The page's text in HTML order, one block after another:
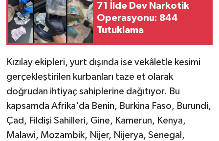
71 İlde Dev Narkotik
Operasyonu: 844
Tutuklama
Kızılay ekipleri, yurt dışında ise vekâletle kesimi
gerçekleştirilen kurbanları taze et olarak
doğrudan ihtiyaç sahiplerine dağıtıyor. Bu
kapsamda Afrika'da Benin, Burkina Faso, Burundi,
Çad, Fildişi Sahilleri, Gine, Kamerun, Kenya,
Malawi, Mozambik, Nijer, Nijerya, Senegal,